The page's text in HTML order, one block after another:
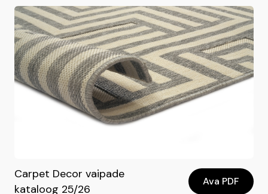
Carpet Decor vaipade
kataloog 25/26
Ava PDF